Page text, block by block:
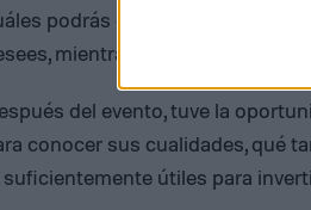
podrás darle comandos
mientras caminas, haces
del evento, tuve la
conocer sus cualidades, qué
suficientemente útiles para